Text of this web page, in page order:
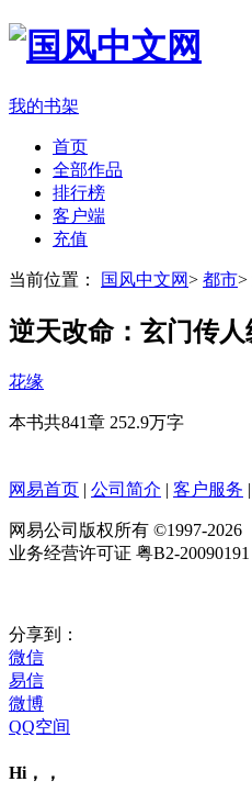
我的书架
首页
全部作品
排行榜
客户端
充值
当前位置： 国风中文网> 都市>
逆天改命：玄门传
花缘
本书共841章 252.9万字
网易首页 | 公司简介 | 客户服务 |
网易公司版权所有 ©1997-2026
业务经营许可证 粤B2-20090191
分享到：
微信
易信
微博
QQ空间
Hi，，